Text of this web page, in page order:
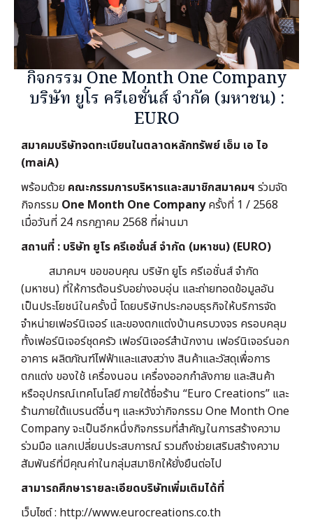
กิจกรรม One Month One Company
บริษัท ยูโร ครีเอชั่นส์ จำกัด (มหาชน) :
EURO
สมาคมบริษัทจดทะเบียนในตลาดหลักทรัพย์ เอ็ม เอ ไอ
(maiA)
พร้อมด้วย คณะกรรมการบริหารและสมาชิกสมาคมฯ ร่วมจัด
กิจกรรม One Month One Companyครั้งที่ 1 / 2568
เมื่อวันที่ 24 กรกฎาคม 2568 ที่ผ่านมา
สถานที่ : บริษัท ยูโร ครีเอชั่นส์ จำกัด (มหาชน) (EURO)
สมาคมฯ ขอขอบคุณ บริษัท ยูโร ครีเอชั่นส์ จำกัด
(มหาชน) ที่ให้การต้อนรับอย่างอบอุ่น และถ่ายทอดข้อมูลอัน
เป็นประโยชน์ในครั้งนี้ โดยบริษัทประกอบธุรกิจให้บริการจัด
จำหน่ายเฟอร์นิเจอร์ และของตกแต่งบ้านครบวงจร ครอบคลุม
ทั้งเฟอร์นิเจอร์ชุดครัว เฟอร์นิเจอร์สำนักงาน เฟอร์นิเจอร์นอก
อาคาร ผลิตภัณฑ์ไฟฟ้าและแสงสว่าง สินค้าและวัสดุเพื่อการ
ตกแต่ง ของใช้ เครื่องนอน เครื่องออกกำลังกาย และสินค้า
หรืออุปกรณ์เทคโนโลยี ภายใต้ชื่อร้าน “Euro Creations” และ
ร้านภายใต้แบรนด์อื่นๆ และหวังว่ากิจกรรม One Month One
Company จะเป็นอีกหนึ่งกิจกรรมที่สำคัญในการสร้างความ
ร่วมมือ แลกเปลี่ยนประสบการณ์ รวมถึงช่วยเสริมสร้างความ
สัมพันธ์ที่มีคุณค่าในกลุ่มสมาชิกให้ยั่งยืนต่อไป
สามารถศึกษารายละเอียดบริษัทเพิ่มเติมได้ที่
เว็บไซต์ : http://www.eurocreations.co.th